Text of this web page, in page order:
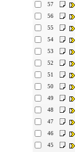
57
56
55
54
53
52
51
50
49
48
47
46
45